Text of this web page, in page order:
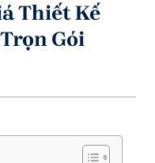
Thiết Kế
Gói